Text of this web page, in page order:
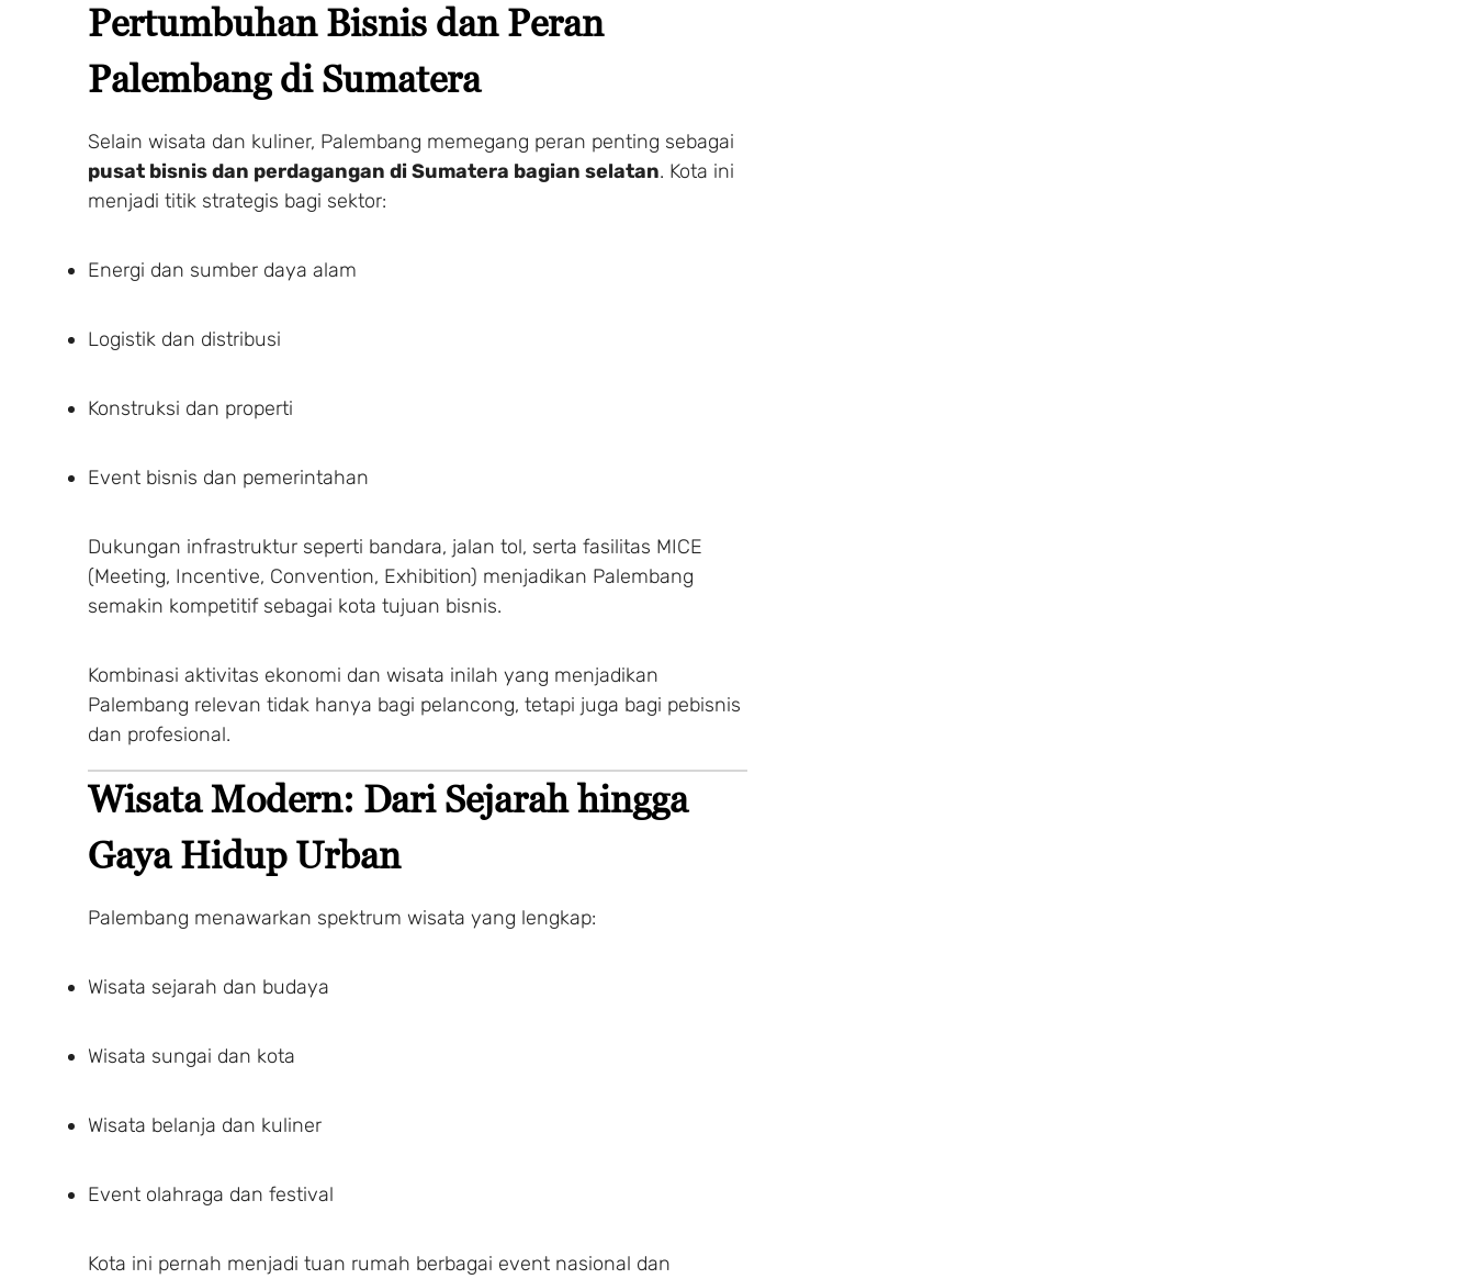
Pertumbuhan Bisnis dan Peran
Palembang di Sumatera
Selain wisata dan kuliner, Palembang memegang peran penting sebagai
pusat bisnis dan perdagangan di Sumatera bagian selatan. Kota ini
menjadi titik strategis bagi sektor:
Energi dan sumber daya alam
Logistik dan distribusi
Konstruksi dan properti
Event bisnis dan pemerintahan
Dukungan infrastruktur seperti bandara, jalan tol, serta fasilitas MICE
(Meeting, Incentive, Convention, Exhibition) menjadikan Palembang
semakin kompetitif sebagai kota tujuan bisnis.
Kombinasi aktivitas ekonomi dan wisata inilah yang menjadikan
Palembang relevan tidak hanya bagi pelancong, tetapi juga bagi pebisnis
dan profesional.
Wisata Modern: Dari Sejarah hingga
Gaya Hidup Urban
Palembang menawarkan spektrum wisata yang lengkap:
Wisata sejarah dan budaya
Wisata sungai dan kota
Wisata belanja dan kuliner
Event olahraga dan festival
Kota ini pernah menjadi tuan rumah berbagai event nasional dan